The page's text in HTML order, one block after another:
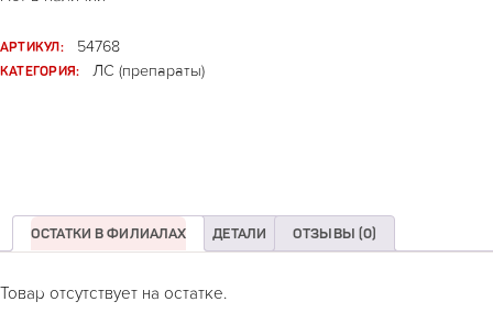
АРТИКУЛ:
54768
КАТЕГОРИЯ:
ЛС (препараты)
ОСТАТКИ В ФИЛИАЛАХ ДЕТАЛИ ОТЗЫВЫ (0)
Товар отсутствует на остатке.